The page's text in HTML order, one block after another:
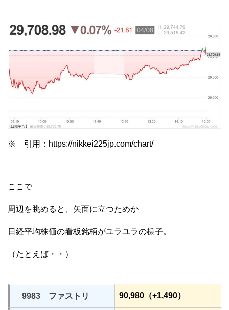
※ 引用：https://nikkei225jp.com/chart/
ここで
周辺を眺めると、矢面に立つためか
日経平均株価の看板銘柄がユラユラの様子。
（たとえば・・）
9983 ファストリ 90,980（+1,490）